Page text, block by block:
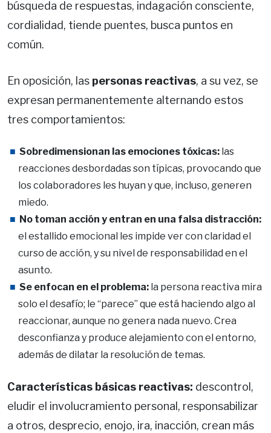
búsqueda de respuestas, indagación consciente,
cordialidad, tiende puentes, busca puntos en
común.
En oposición, las personas reactivas, a su vez, se
expresan permanentemente alternando estos
tres comportamientos:
Sobredimensionan las emociones tóxicas:las
reacciones desbordadas son típicas, provocando que
los colaboradores les huyan y que, incluso, generen
miedo.
No toman acción y entran en una falsa distracción:
el estallido emocional les impide ver con claridad el
curso de acción, y su nivel de responsabilidad en el
asunto.
Se enfocan en el problema: la persona reactiva mira
solo el desafío; le “parece” que está haciendo algo al
reaccionar, aunque no genera nada nuevo. Crea
desconfianza y produce alejamiento con el entorno,
además de dilatar la resolución de temas.
Características básicas reactivas: descontrol,
eludir el involucramiento personal, responsabilizar
a otros, desprecio, enojo, ira, inacción, crean más